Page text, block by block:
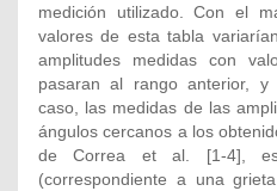
medición utilizado. Con el
valores de esta tabla
amplitudes medidas con
pasaran al rango anterior, y
caso, las medidas de las
ángulos cercanos a los
de Correa et al. [1-4],
(correspondiente a una